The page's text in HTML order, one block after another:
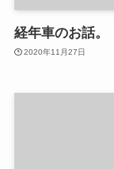
経年車のお話。
2020年11月27日